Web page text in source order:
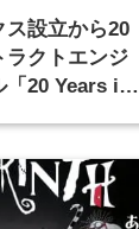
ス設立から20
ラクトエンジ
20 Years in